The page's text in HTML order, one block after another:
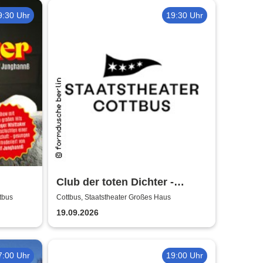
Uhr 19:30 Uhr
Club der toten Dichter -
Staatstheater Cottbus
Cottbus, Staatstheater Großes Haus
19.09.2026
Uhr 19:00 Uhr